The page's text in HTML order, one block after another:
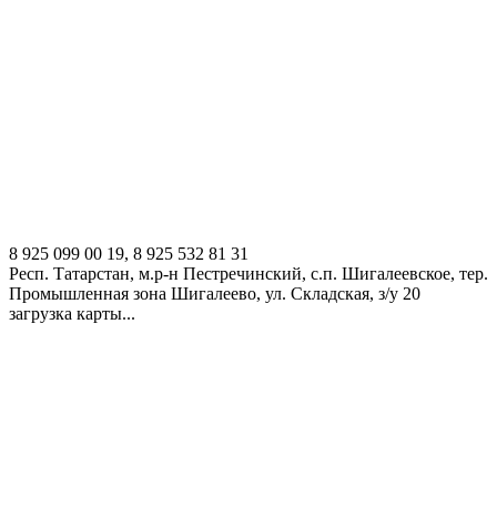
8 925 099 00 19, 8 925 532 81 31
Респ. Татарстан, м.р-н Пестречинский, с.п. Шигалеевское, тер.
Промышленная зона Шигалеево, ул. Складская, з/у 20
загрузка карты...